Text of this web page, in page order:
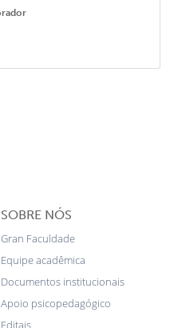
SOBRE NÓS
Gran Faculdade
Equipe acadêmica
Documentos institucionais
Apoio psicopedagógico
Editais